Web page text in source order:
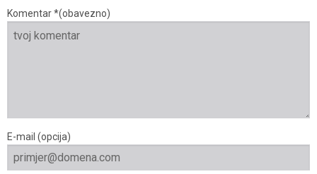
Komentar *(obavezno)
E-mail (opcija)